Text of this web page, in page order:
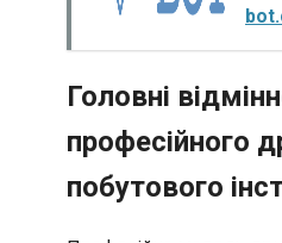
Головні
професійного
побутового